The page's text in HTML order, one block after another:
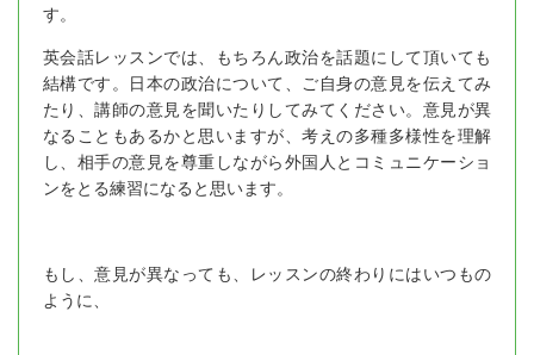
す。
英会話レッスンでは、もちろん政治を話題にして頂いても
結構です。日本の政治について、ご自身の意見を伝えてみ
たり、講師の意見を聞いたりしてみてください。意見が異
なることもあるかと思いますが、考えの多種多様性を理解
し、相手の意見を尊重しながら外国人とコミュニケーショ
ンをとる練習になると思います。
もし、意見が異なっても、レッスンの終わりにはいつもの
ように、